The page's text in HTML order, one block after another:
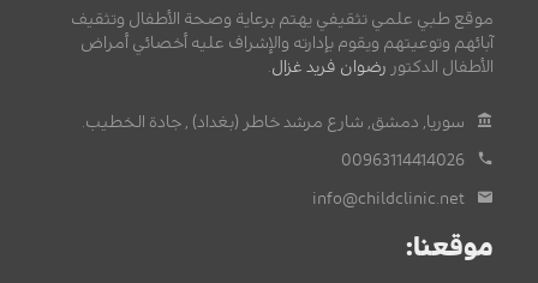
موقع طبي علمي تثقيفي يهتم برعاية وصحة الأطفال وتثقيف
آبائهم وتوعيتهم ويقوم بإدارته والإشراف عليه أخصائي أمراض
الأطفال الدكتور رضوان فريد غزال.
سوريا, دمشق, شارع مرشد خاطر (بغداد) , جادة الخطيب.
00963114414026
info@childclinic.net
موقعنا: